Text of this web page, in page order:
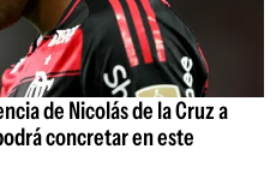
de Nicolás de la Cruz a
concretar en este